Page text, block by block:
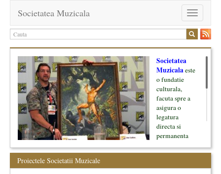
Toggle
navigation
Societatea Muzicala
Societatea
Muzicalaeste
o fundatie
culturala,
facuta spre a
asigura o
legatura
directa si
permanenta
oamenii ei, pe
Proiectele Societatii Muzicale